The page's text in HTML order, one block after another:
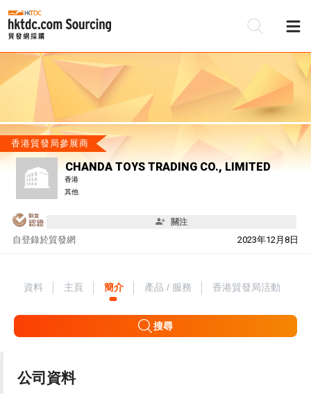
香港貿發局參展商
CHANDA TOYS TRADING CO., LIMITED
香港
其他
關注
自 2023年12月8日
登錄於貿發網
資料 主頁 簡介 產品 / 服務 香港貿發局活動
搜尋
公司資料